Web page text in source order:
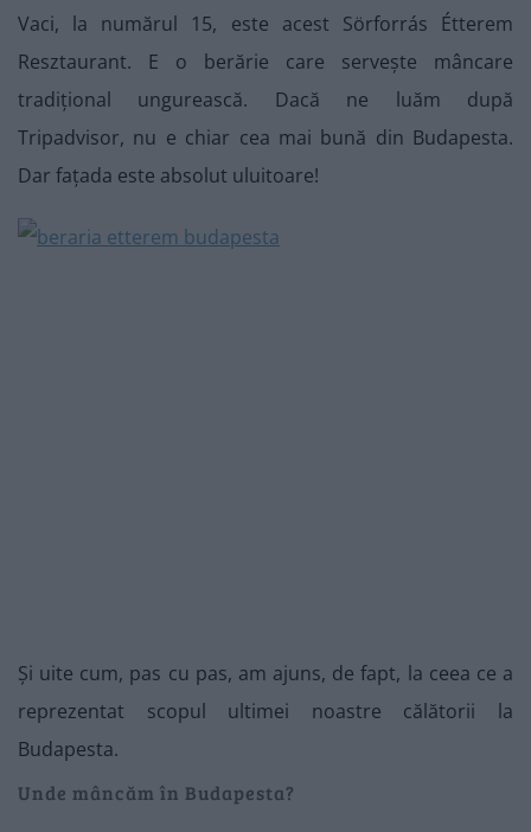
Vaci, la numărul 15, este acest Sörforrás Étterem
Resztaurant. E o berărie care servește mâncare
tradițional ungurească. Dacă ne luăm după
Tripadvisor, nu e chiar cea mai bună din Budapesta.
Dar fațada este absolut uluitoare!
Și uite cum, pas cu pas, am ajuns, de fapt, la ceea ce a
reprezentat scopul ultimei noastre călătorii la
Budapesta.
Unde mâncăm în Budapesta?